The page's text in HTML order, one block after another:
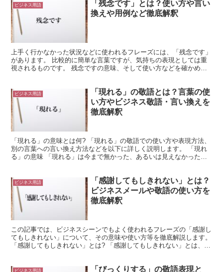
ビジネス用語
「残念です」とは？使い方や言い
換えや用例など徹底解釈
上手く行かなかった状況などに使われるフレーズには、「残念です」
があります。 比較的に簡単な言葉ですが、気持ちの表現としては重
視されるものです。 残念ですの意味、そして使い方などを確かめて
ビジネス用語
「現れる」の敬語とは？言葉の使
い方やビジネス敬語・言い換えを
徹底解釈
「現れる」の意味とは何? 「現れる」の敬語での使い方や表現方法、
別の言葉への言い換え方法などを以下に詳しく説明します。 「現れ
る」の意味 「現れる」は今まで無かった、あるいは見えなかったも
ビジネス用語
「感謝してもしきれない」とは？
ビジネスメールや敬語の使い方を
徹底解釈
この記事では、ビジネスシーンでもよく使われるフレーズの「感謝し
てもしきれない」について、その意味や使い方等を徹底解説します。
「感謝してもしきれない」とは? 「感謝してもしきれない」とは、
ビジネス用語 「びっくりする」の敬語表現と